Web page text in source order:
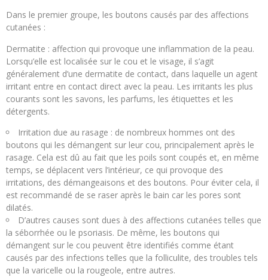
Dans le premier groupe, les boutons causés par des affections
cutanées :
Dermatite : affection qui provoque une inflammation de la peau.
Lorsqu’elle est localisée sur le cou et le visage, il s’agit
généralement d’une dermatite de contact, dans laquelle un agent
irritant entre en contact direct avec la peau. Les irritants les plus
courants sont les savons, les parfums, les étiquettes et les
détergents.
Irritation due au rasage : de nombreux hommes ont des
boutons qui les démangent sur leur cou, principalement après le
rasage. Cela est dû au fait que les poils sont coupés et, en même
temps, se déplacent vers l’intérieur, ce qui provoque des
irritations, des démangeaisons et des boutons. Pour éviter cela, il
est recommandé de se raser après le bain car les pores sont
dilatés.
D’autres causes sont dues à des affections cutanées telles que
la séborrhée ou le psoriasis. De même, les boutons qui
démangent sur le cou peuvent être identifiés comme étant
causés par des infections telles que la folliculite, des troubles tels
que la varicelle ou la rougeole, entre autres.